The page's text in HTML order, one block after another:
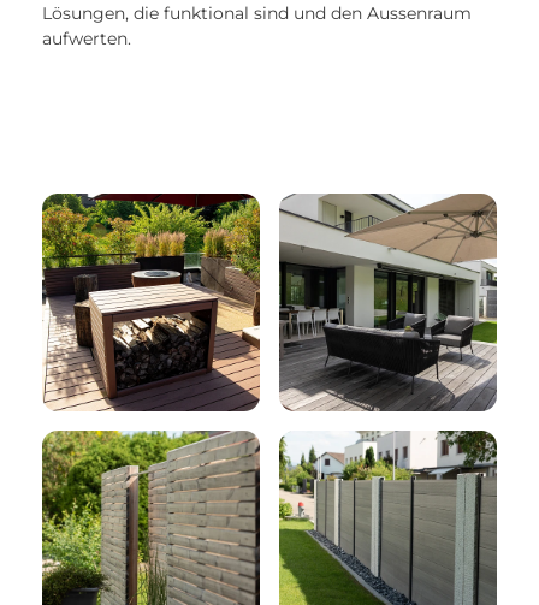
Lösungen, die funktional sind und den Aussenraum
aufwerten.